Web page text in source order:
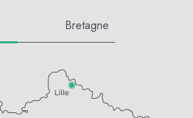
Bretagne